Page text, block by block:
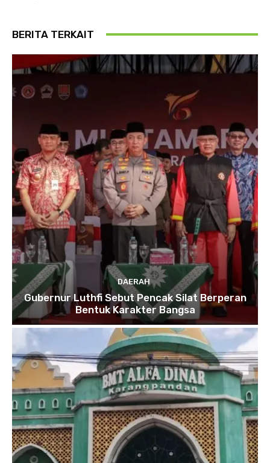
BERITA TERKAIT
DAERAH
Gubernur Luthfi Sebut Pencak Silat Berperan
Bentuk Karakter Bangsa